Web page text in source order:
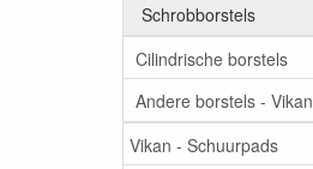
Schrobborstels
Cilindrische borstels
Andere borstels - Vikan
Vikan - Schuurpads